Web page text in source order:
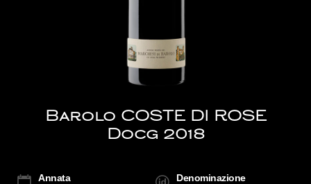
Barolo COSTE DI ROSE
Docg 2018
Annata
Denominazione